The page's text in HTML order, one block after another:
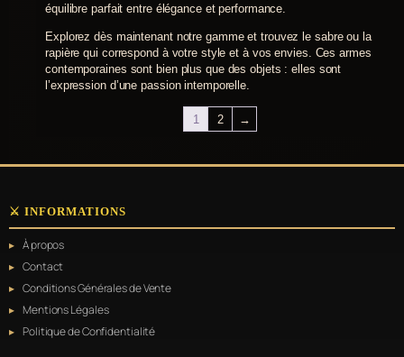
équilibre parfait entre élégance et performance.
Explorez dès maintenant notre gamme et trouvez le sabre ou la
rapière qui correspond à votre style et à vos envies. Ces armes
contemporaines sont bien plus que des objets : elles sont
l’expression d’une passion intemporelle.
1 2 →
⚔️ INFORMATIONS
À propos
Contact
Conditions Générales de Vente
Mentions Légales
Politique de Confidentialité